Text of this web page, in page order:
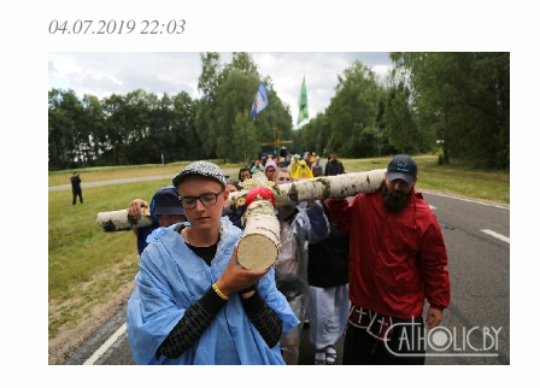
04.07.2019 22:03